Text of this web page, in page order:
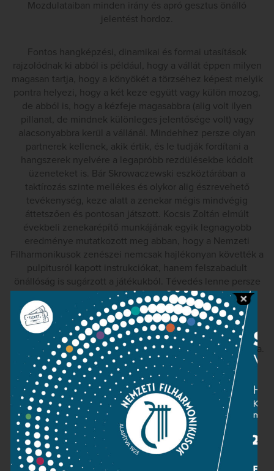
Mozdulataiban minden irány és apró gesztus önálló
jelentést hordoz.
Fontos hangképzési, dinamikai és formai utasítások
rajzolódnak ki abból is például, hogy a vállát éppen milyen
magasan tartja, hogy a könyökét a törzséhez képest melyik
pontra helyezi, hogy a két keze együtt vagy külön mozog,
de abból is, hogy a kézfeje magasabbra (alig volt ilyen
pillanat, de mindnek különleges jelentősége volt) vagy
alacsonyabbra kerül a vállánál. Mindehhez persze olyan
partnerek kellenek, akik értik, és le tudják fordítani a
hangszerek nyelvére a legapróbb rezdülésekbe kódolt
üzeneteket is. Bár Skrowaczewski eszköztárában a
taktírozás szinte mellékes és olykor alig észrevehető
tevékenység, keze alatt a zenekar mégis mindvégig
áttetszően és pontosan játszott. Kocsis Zoltán elmúlt
évekbeli zenekarépítő munkájának egyik legnagyobb
eredménye mutatkozott meg abban, hogy a Nemzeti
Filharmonikusok zenészei nemcsak hajlékonyan követték a
pulpitusról kapott instrukciókat, hanem felszabadult
önállóság is sugárzott a játékukból. Tévedés lenne persze
azt gondolni, hogy a vendégkarmester pálcaművészete
határozta meg a koncert hangulatát. Skrowaczewski
ugyanis az előbb felsoroltakat (beleértve fantasztikus
anyagismeretét és rutinját is) csak alapként használta, és
természetes egyszerűséggel állította a művek szolgálatába.
Nadia Boulanger egykori zeneszerző tanítványa (maga is
finom rajzolatú, szép hangzású művek alkotója) egyrészt
analitikus igénnyel, másrészt újraalkotó fantáziával tárta
elénk Mozart és Bruckner zenéjét.
Mozart utolsó salzburgi szimfóniájában a derű és a
melankólia, a hangszínek fényei és árnyai, a szabályos
periódusok és az apró formatani csavarok olyan magától